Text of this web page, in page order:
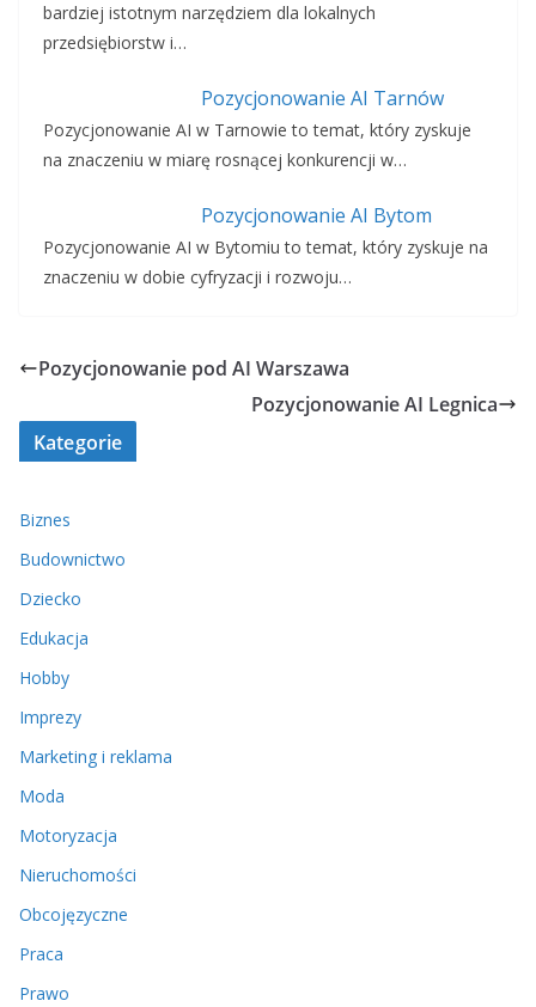
bardziej istotnym narzędziem dla lokalnych
przedsiębiorstw i…
Pozycjonowanie AI Tarnów
Pozycjonowanie AI w Tarnowie to temat, który zyskuje
na znaczeniu w miarę rosnącej konkurencji w…
Pozycjonowanie AI Bytom
Pozycjonowanie AI w Bytomiu to temat, który zyskuje na
znaczeniu w dobie cyfryzacji i rozwoju…
Pozycjonowanie pod AI Warszawa
Pozycjonowanie AI Legnica
Kategorie
Biznes
Budownictwo
Dziecko
Edukacja
Hobby
Imprezy
Marketing i reklama
Moda
Motoryzacja
Nieruchomości
Obcojęzyczne
Praca
Prawo